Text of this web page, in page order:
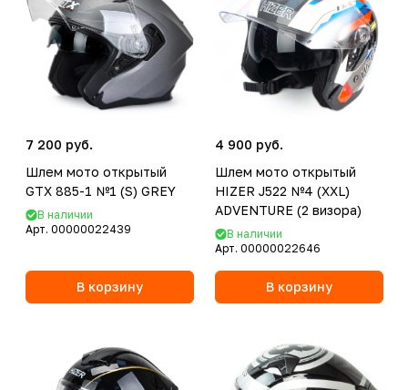
7 200 руб.
Шлем мото открытый
GTX 885-1 №1 (S) GREY
В наличии
Арт. 00000022439
В корзину
4 900 руб.
Шлем мото открытый
HIZER J522 №4 (XXL)
ADVENTURE (2 визора)
В наличии
Арт. 00000022646
В корзину